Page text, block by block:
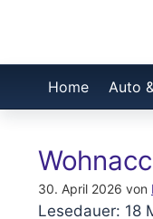
Home Auto
30. April 2026 von
Lesedauer: 18